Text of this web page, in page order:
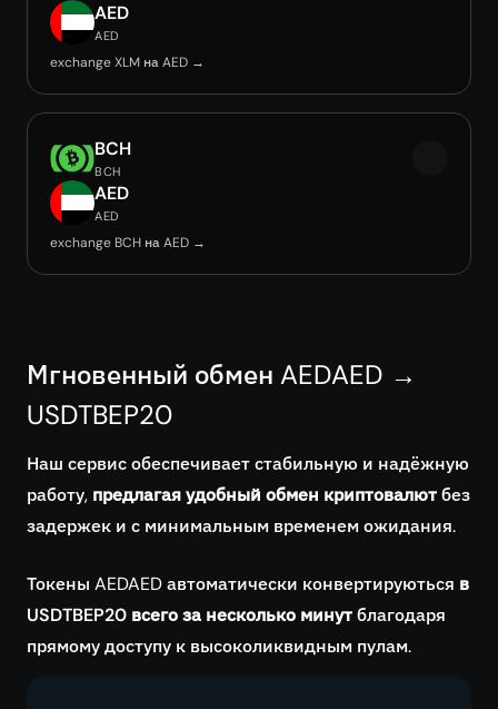
AED
AED
exchange XLM на AED →
BCH
BCH
AED
AED
exchange BCH на AED →
Мгновенный обмен AEDAED →
USDTBEP20
Наш сервис обеспечивает стабильную и надёжную
работу, предлагая удобный обмен криптовалютбез
задержек и с минимальным временем ожидания.
Токены AEDAED автоматически конвертируються в
USDTBEP20 всего за несколько минутблагодаря
прямому доступу к высоколиквидным пулам.